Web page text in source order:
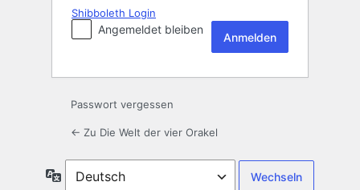
Shibboleth Login
Angemeldet bleiben
Passwort vergessen
← Zu Die Welt der vier Orakel
Sprache